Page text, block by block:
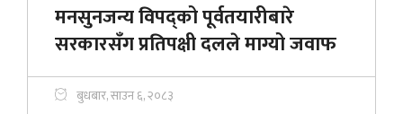
मनसुनजन्य विपद्को पूर्वतयारीबारे
सरकारसँग प्रतिपक्षी दलले माग्यो जवाफ
बुधबार, साउन ६, २०८३